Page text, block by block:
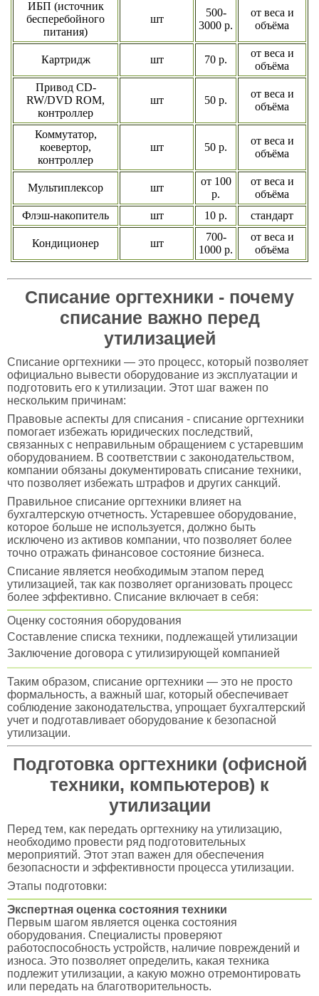
ИБП (источник
бесперебойного
питания)
шт
500-
3000 р.
от веса и
объёма
Картридж шт 70 р.
от веса и
объёма
Привод CD-
RW/DVD ROM,
контроллер
шт 50 р.
от веса и
объёма
Коммутатор,
коевертор,
контроллер
шт 50 р.
от веса и
объёма
Мультиплексор шт
от 100
р.
от веса и
объёма
Флэш-накопитель
шт 10 р. стандарт
Кондиционер шт
700-
1000 р.
от веса и
объёма
Списание оргтехники - почему
списание важно перед
утилизацией
Списание оргтехники — это процесс, который позволяет
официально вывести оборудование из эксплуатации и
подготовить его к утилизации. Этот шаг важен по
нескольким причинам:
Правовые аспекты для списания - списание оргтехники
помогает избежать юридических последствий,
связанных с неправильным обращением с устаревшим
оборудованием. В соответствии с законодательством,
компании обязаны документировать списание техники,
что позволяет избежать штрафов и других санкций.
Правильное списание оргтехники влияет на
бухгалтерскую отчетность. Устаревшее оборудование,
которое больше не используется, должно быть
исключено из активов компании, что позволяет более
точно отражать финансовое состояние бизнеса.
Списание является необходимым этапом перед
утилизацией, так как позволяет организовать процесс
более эффективно. Списание включает в себя:
Оценку состояния оборудования
Составление списка техники, подлежащей утилизации
Заключение договора с утилизирующей компанией
Таким образом, списание оргтехники — это не просто
формальность, а важный шаг, который обеспечивает
соблюдение законодательства, упрощает бухгалтерский
учет и подготавливает оборудование к безопасной
утилизации.
Подготовка оргтехники (офисной
техники, компьютеров) к
утилизации
Перед тем, как передать оргтехнику на утилизацию,
необходимо провести ряд подготовительных
мероприятий. Этот этап важен для обеспечения
безопасности и эффективности процесса утилизации.
Этапы подготовки:
Экспертная оценка состояния техники
Первым шагом является оценка состояния
оборудования. Специалисты проверяют
работоспособность устройств, наличие повреждений и
износа. Это позволяет определить, какая техника
подлежит утилизации, а какую можно отремонтировать
или передать на благотворительность.